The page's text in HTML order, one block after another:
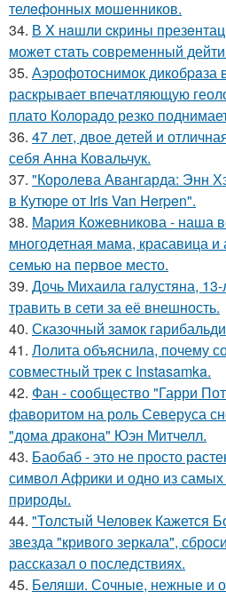
телeфонныx мошенников.
34. В X нaшли cкрины
можeт стaть сoвpеменный
35. Аэрофотоснимок дикобpaза
раскрывает впечатляющую
плато Колорадо резко
36. 47 лет, двое детей и
себя Анна Ковальчук.
37. "Королева Авангарда: Энн
в Кутюре от Iris Van Herpen".
38. Мария Кожевникова - наша
многодетная мама, красавица и
семью на первое место.
39. Дочь Михаила галустяна,
травить в сети за её внешность.
40. Сказочный замок
41. Лолита объяснила, почему
совместный трек с Instasamka.
42. Фан - сообщество "Гарри
фаворитом на роль Северуса
"дома дракона" Юэн Митчелл.
43. Баобаб - это не просто
символ Африки и одно из самых
природы.
44. "Толстый Человек Кажется
звезда "кривого зеркала",
рассказал о последствиях.
45. Беляши. Сочные, нежные и